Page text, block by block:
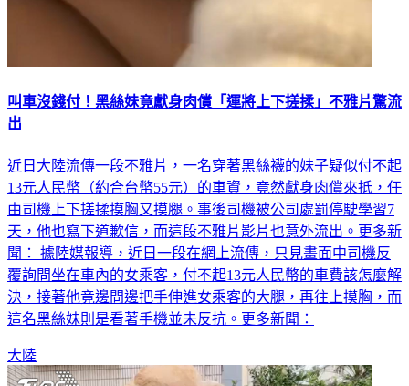
叫車沒錢付！黑絲妹竟獻身肉償「運將上下搓揉」不雅片驚流
出
近日大陸流傳一段不雅片，一名穿著黑絲襪的妹子疑似付不起
13元人民幣（約合台幣55元）的車資，竟然獻身肉償來抵，任
由司機上下搓揉摸胸又摸腿。事後司機被公司處罰停駛學習7
天，他也寫下道歉信，而這段不雅片影片也意外流出。更多新
聞： 據陸媒報導，近日一段在網上流傳，只見畫面中司機反
覆詢問坐在車內的女乘客，付不起13元人民幣的車費該怎麼解
決，接著他竟邊問邊把手伸進女乘客的大腿，再往上摸胸，而
這名黑絲妹則是看著手機並未反抗。更多新聞：
大陸